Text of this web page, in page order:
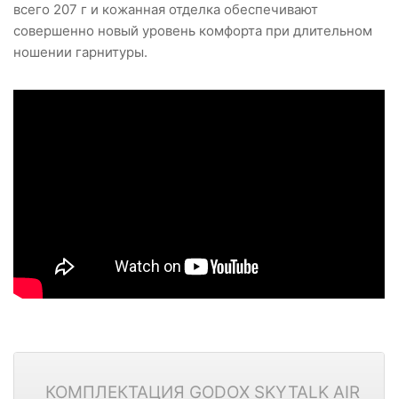
всего 207 г и кожанная отделка обеспечивают
совершенно новый уровень комфорта при длительном
ношении гарнитуры.
КОМПЛЕКТАЦИЯ GODOX SKYTALK AIR